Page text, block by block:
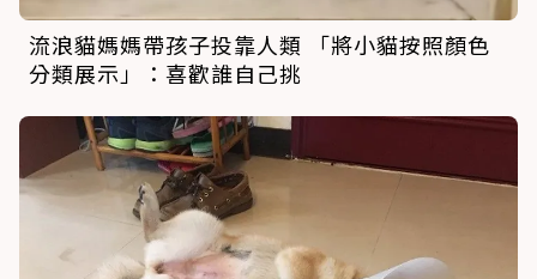
流浪貓媽媽帶孩子投靠人類 「將小貓按照顏色
分類展示」：喜歡誰自己挑